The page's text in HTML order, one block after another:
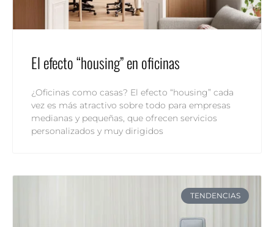
El efecto “housing” en oficinas
¿Oficinas como casas? El efecto “housing” cada
vez es más atractivo sobre todo para empresas
medianas y pequeñas, que ofrecen servicios
personalizados y muy dirigidos
TENDENCIAS